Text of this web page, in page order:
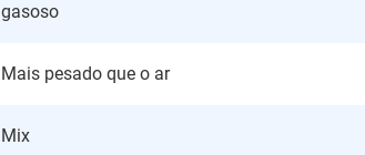
gasoso
Mais pesado que o ar
Mix